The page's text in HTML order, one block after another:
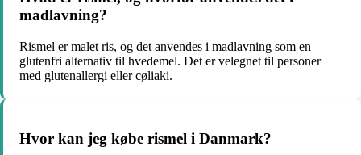
madlavning?
Rismel er malet ris, og det anvendes i madlavning som en
glutenfri alternativ til hvedemel. Det er velegnet til personer
med glutenallergi eller cøliaki.
Hvor kan jeg købe rismel i Danmark?